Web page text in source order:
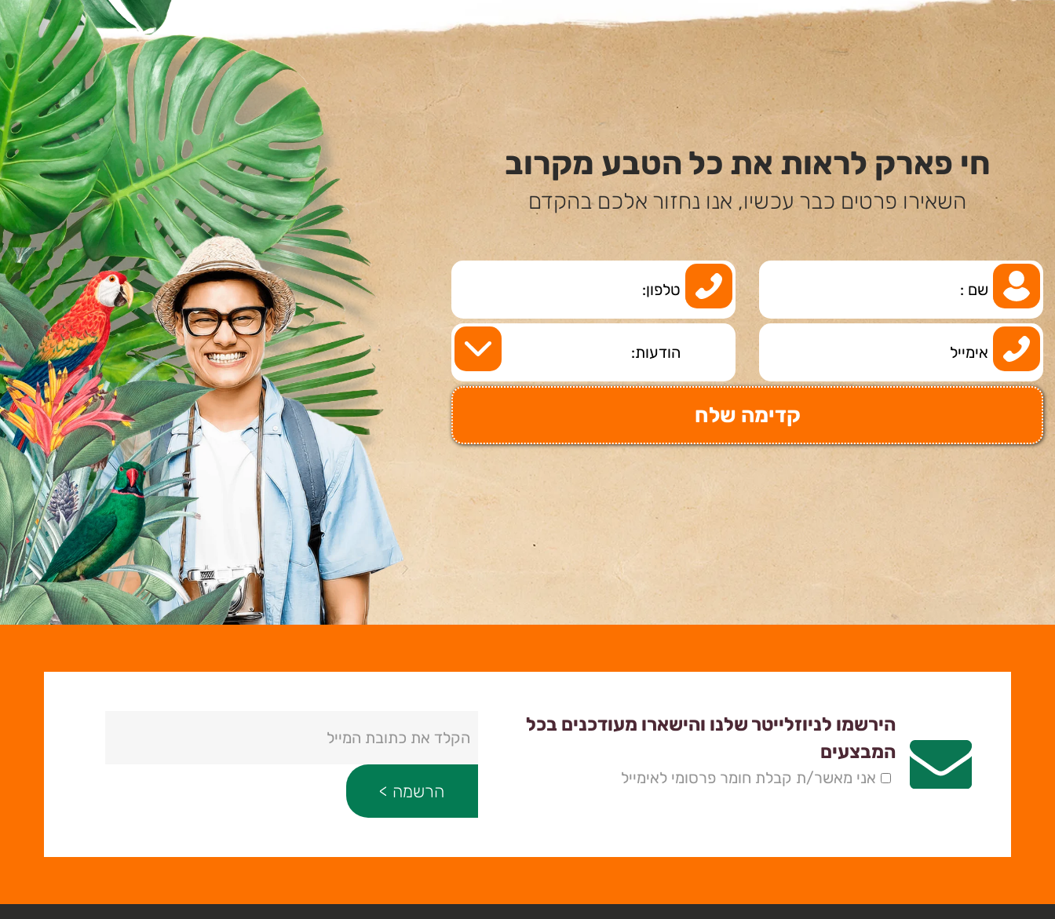
חי פארק לראות את כל הטבע מקרוב
השאירו פרטים כבר עכשיו, אנו נחזור אלכם בהקדם
הירשמו לניוזלייטר שלנו והישארו מעודכנים בכל
המבצעים
אני מאשר/ת קבלת חומר פרסומי לאימייל